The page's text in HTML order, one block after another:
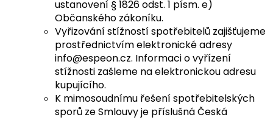
ustanovení § 1826 odst. 1 písm. e)
Občanského zákoníku.
Vyřizování stížností spotřebitelů zajišťujeme
prostřednictvím elektronické adresy
info@espeon.cz. Informaci o vyřízení
stížnosti zašleme na elektronickou adresu
kupujícího.
K mimosoudnímu řešení spotřebitelských
sporů ze Smlouvy je příslušná Česká